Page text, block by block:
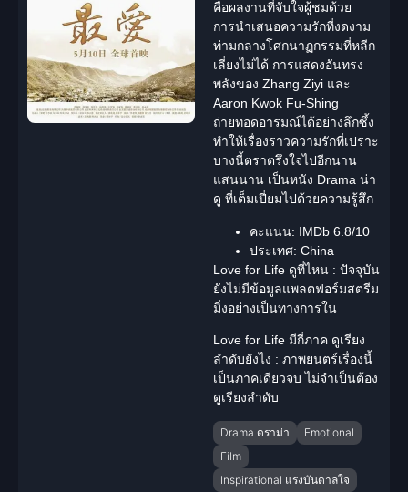
คือผลงานที่จับใจผู้ชมด้วย
การนำเสนอความรักที่งดงาม
ท่ามกลางโศกนาฏกรรมที่หลีก
เลี่ยงไม่ได้ การแสดงอันทรง
พลังของ Zhang Ziyi และ
Aaron Kwok Fu-Shing
ถ่ายทอดอารมณ์ได้อย่างลึกซึ้ง
ทำให้เรื่องราวความรักที่เปราะ
บางนี้ตราตรึงใจไปอีกนาน
แสนนาน เป็นหนัง Drama น่า
ดู ที่เต็มเปี่ยมไปด้วยความรู้สึก
คะแนน: IMDb 6.8/10
ประเทศ: China
Love for Life ดูที่ไหน : ปัจจุบัน
ยังไม่มีข้อมูลแพลตฟอร์มสตรีม
มิ่งอย่างเป็นทางการใน
Love for Life มีกี่ภาค ดูเรียง
ลำดับยังไง : ภาพยนตร์เรื่องนี้
เป็นภาคเดียวจบ ไม่จำเป็นต้อง
ดูเรียงลำดับ
Drama ดราม่า
Emotional
Film
Inspirational แรงบันดาลใจ